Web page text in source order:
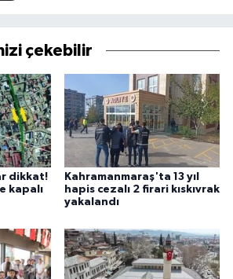
çekebilir
dikkat!
kapalı
Kahramanmaraş'ta 13 yıl
hapis cezalı 2 firari kıskıvrak
yakalandı